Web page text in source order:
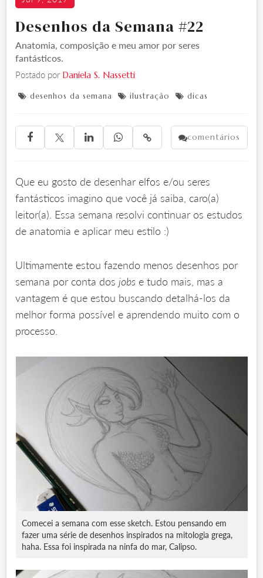
Desenhos da Semana #22
Anatomia, composição e meu amor por seres
fantásticos.
Postado por Daniela S. Nassetti
 desenhos da semana  ilustração  dicas
    comentários
Que eu gosto de desenhar elfos e/ou seres
fantásticos imagino que você já saiba, caro(a)
leitor(a). Essa semana resolvi continuar os estudos
de anatomia e aplicar meu estilo :)
Ultimamente estou fazendo menos desenhos por
semana por conta dosjobs e tudo mais, mas a
vantagem é que estou buscando detalhá-los da
melhor forma possível e aprendendo muito com o
processo.
‍Comecei a semana com esse sketch. Estou pensando em
fazer uma série de desenhos inspirados na mitologia grega,
haha. Essa foi inspirada na ninfa do mar, Calipso.